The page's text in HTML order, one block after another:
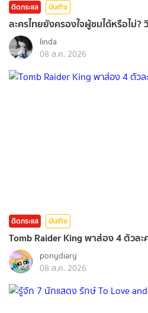
ติดกระแส บันเทิง
ละครไทยยังครองใจผู้ชมได้หรือไม่?
linda
08 ส.ค. 2026
ติดกระแส บันเทิง
Tomb Raider King พาส่อง 4 ตัวล
ponydiary
08 ส.ค. 2026